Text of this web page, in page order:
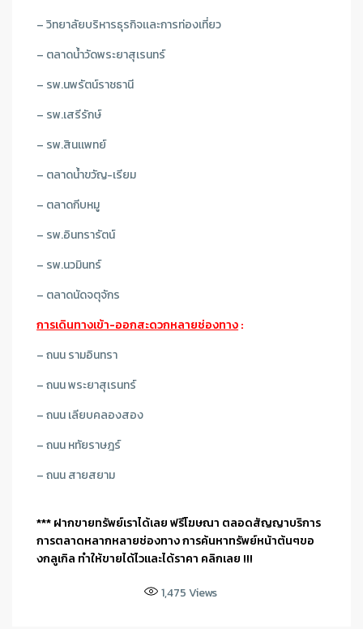
– วิทยาลัยบริหารธุรกิจเเละการท่องเที่ยว
– ตลาดน้ำวัดพระยาสุเรนทร์
– รพ.นพรัตน์ราชธานี
– รพ.เสรีรักษ์
– รพ.สินเเพทย์
– ตลาดน้ำขวัญ-เรียม
– ตลาดกีบหมู
– รพ.อินทรารัตน์
– รพ.นวมินทร์
– ตลาดนัดจตุจักร
การเดินทางเข้า-ออกสะดวกหลายช่องทาง:
– ถนน รามอินทรา
– ถนน พระยาสุเรนทร์
– ถนน เลียบคลองสอง
– ถนน หทัยราษฎร์
– ถนน สายสยาม
*** ฝากขายทรัพย์เราได้เลย ฟรีโฆษณา ตลอดสัญญาบริการ
การตลาดหลากหลายช่องทาง การค้นหาทรัพย์หน้าต้นๆขอ
งกลูเกิล ทำให้ขายได้ไวและได้ราคา คลิกเลย !!!
1,475Views